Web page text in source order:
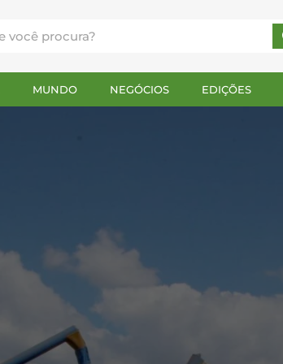
MUNDO NEGÓCIOS EDIÇÕES